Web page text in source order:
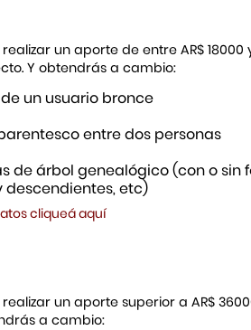
un aporte de entre AR$ 18000
Y obtendrás a cambio:
un usuario bronce
entre dos personas
de árbol genealógico (con o sin
descendientes, etc)
cliqueá aquí
un aporte superior a AR$
a cambio: